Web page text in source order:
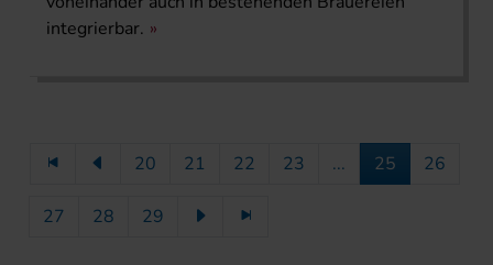
integrierbar.
20 21 22 23 ... 25 26
27 28 29